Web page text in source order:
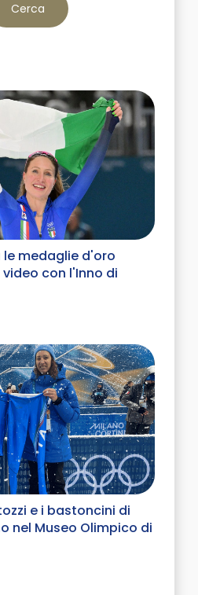
Cerca
medaglie d'oro
con l'Inno di
e i bastoncini di
nel Museo Olimpico di